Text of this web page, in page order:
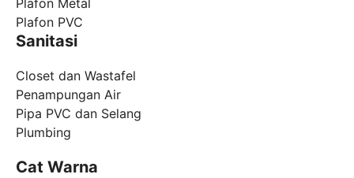
Plafon Metal
Plafon PVC
Sanitasi
Closet dan Wastafel
Penampungan Air
Pipa PVC dan Selang
Plumbing
Cat Warna